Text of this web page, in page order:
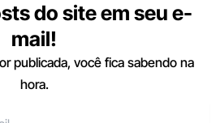
do site em seu e-
mail!
publicada, você fica sabendo na
hora.